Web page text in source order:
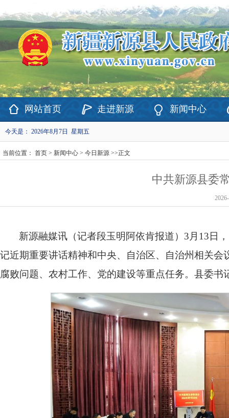
欢迎访问新疆维吾尔自治区新源县政府网站！
网站首页 走进新源 新闻中心
今天是： 2026年8月7日 星期五
当前位置： 首页 > 新闻中心 > 今日新源 >>正文
中共新源县委
新源融媒讯（记者段玉明阿依肯报道）3月13日
记近期重要讲话精神和中央、自治区、自治州相关
腐败问题、农村工作、党的建设等重点任务。县委